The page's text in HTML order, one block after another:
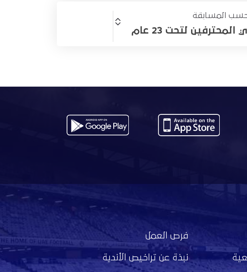
حسب المسابقة
المحترفين لتحت 23 عام
فرص العمل
نبذة عن تراخيص الأندية